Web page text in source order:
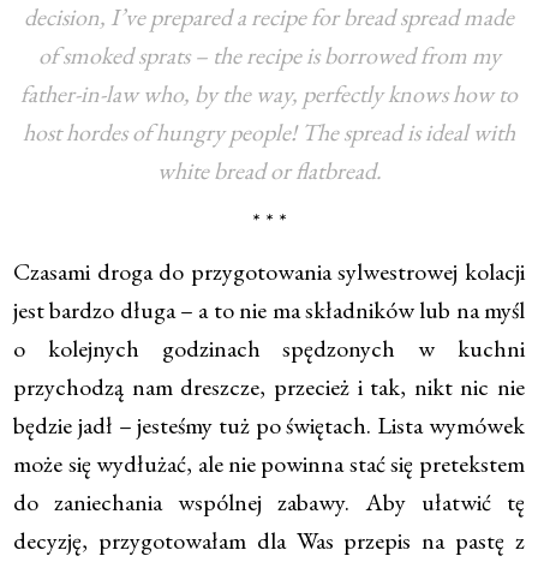
decision, I’ve prepared a recipe for bread spread made
of smoked sprats – the recipe is borrowed from my
father-in-law who, by the way, perfectly knows how to
host hordes of hungry people! The spread is ideal with
white bread or flatbread.
* * *
Czasami droga do przygotowania sylwestrowej kolacji
jest bardzo długa – a to nie ma składników lub na myśl
o kolejnych godzinach spędzonych w kuchni
przychodzą nam dreszcze, przecież i tak, nikt nic nie
będzie jadł – jesteśmy tuż po świętach. Lista wymówek
może się wydłużać, ale nie powinna stać się pretekstem
do zaniechania wspólnej zabawy. Aby ułatwić tę
decyzję, przygotowałam dla Was przepis na pastę z